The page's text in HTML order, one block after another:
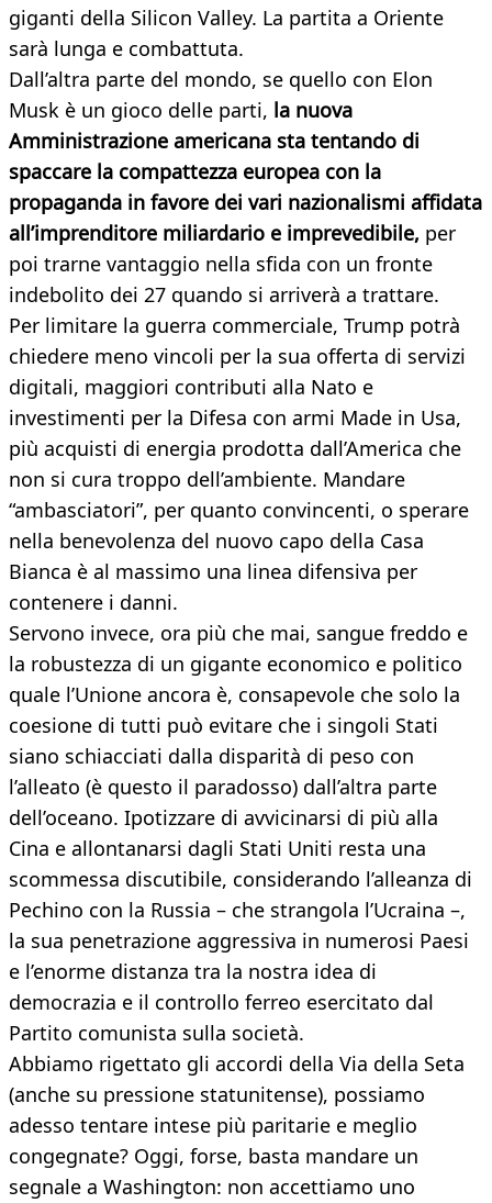
giganti della Silicon Valley. La partita a Oriente
sarà lunga e combattuta.
Dall’altra parte del mondo, se quello con Elon
Musk è un gioco delle parti, la nuova
Amministrazione americana sta tentando di
spaccare la compattezza europea con la
propaganda in favore dei vari nazionalismi affidata
all’imprenditore miliardario e imprevedibile, per
poi trarne vantaggio nella sfida con un fronte
indebolito dei 27 quando si arriverà a trattare.
Per limitare la guerra commerciale, Trump potrà
chiedere meno vincoli per la sua offerta di servizi
digitali, maggiori contributi alla Nato e
investimenti per la Difesa con armi Made in Usa,
più acquisti di energia prodotta dall’America che
non si cura troppo dell’ambiente. Mandare
“ambasciatori”, per quanto convincenti, o sperare
nella benevolenza del nuovo capo della Casa
Bianca è al massimo una linea difensiva per
contenere i danni.
Servono invece, ora più che mai, sangue freddo e
la robustezza di un gigante economico e politico
quale l’Unione ancora è, consapevole che solo la
coesione di tutti può evitare che i singoli Stati
siano schiacciati dalla disparità di peso con
l’alleato (è questo il paradosso) dall’altra parte
dell’oceano. Ipotizzare di avvicinarsi di più alla
Cina e allontanarsi dagli Stati Uniti resta una
scommessa discutibile, considerando l’alleanza di
Pechino con la Russia – che strangola l’Ucraina –,
la sua penetrazione aggressiva in numerosi Paesi
e l’enorme distanza tra la nostra idea di
democrazia e il controllo ferreo esercitato dal
Partito comunista sulla società.
Abbiamo rigettato gli accordi della Via della Seta
(anche su pressione statunitense), possiamo
adesso tentare intese più paritarie e meglio
congegnate? Oggi, forse, basta mandare un
segnale a Washington: non accettiamo uno